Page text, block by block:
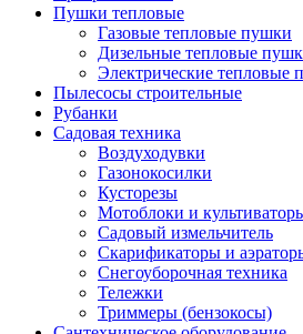
Пушки тепловые
Газовые тепловые пушки
Дизельные тепловые
Электрические тепловые
Пылесосы строительные
Рубанки
Садовая техника
Воздуходувки
Газонокосилки
Кусторезы
Мотоблоки и
Садовый измельчитель
Скарификаторы и
Снегоуборочная техника
Тележки
Триммеры (бензокосы)